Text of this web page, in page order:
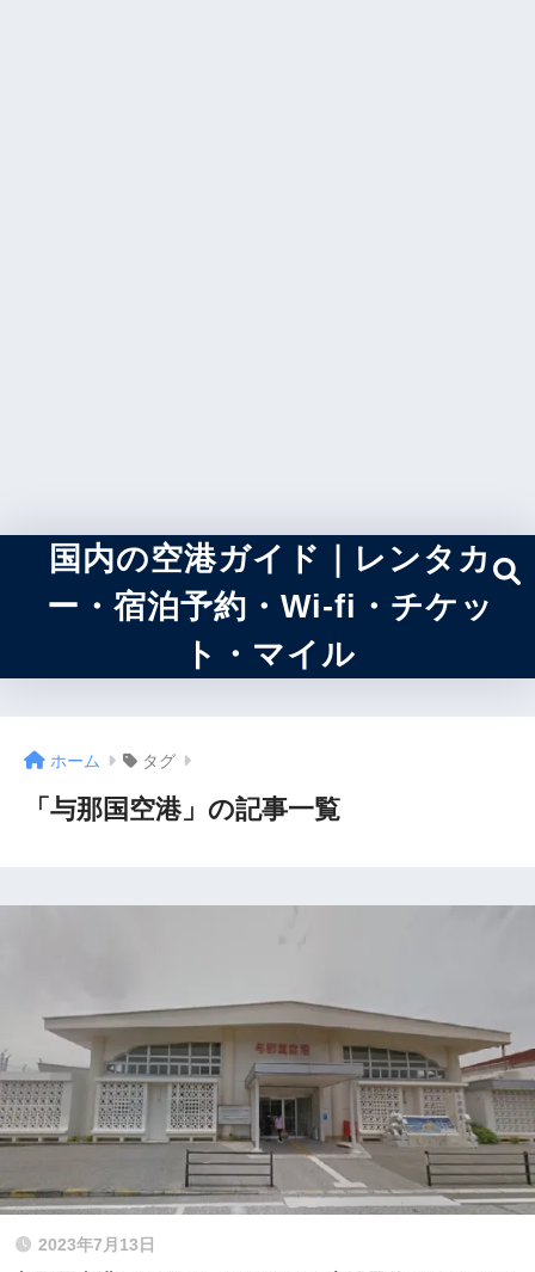
国内の空港ガイド｜レンタカ
ー・宿泊予約・Wi-fi・チケッ
ト・マイル
ホーム タグ
「与那国空港」の記事一覧
2023年7月13日